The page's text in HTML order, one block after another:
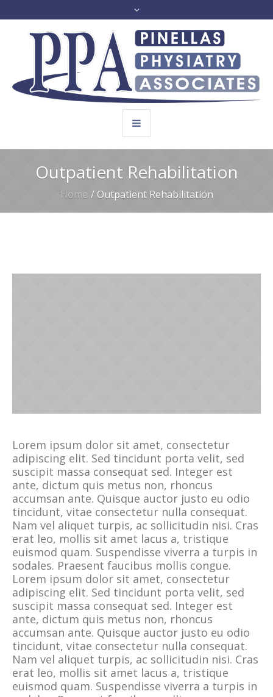
Outpatient Rehabilitation
Home / Outpatient Rehabilitation
Lorem ipsum dolor sit amet, consectetur
adipiscing elit. Sed tincidunt porta velit, sed
suscipit massa consequat sed. Integer est
ante, dictum quis metus non, rhoncus
accumsan ante. Quisque auctor justo eu odio
tincidunt, vitae consectetur nulla consequat.
Nam vel aliquet turpis, ac sollicitudin nisi. Cras
erat leo, mollis sit amet lacus a, tristique
euismod quam. Suspendisse viverra a turpis in
sodales. Praesent faucibus mollis congue.
Lorem ipsum dolor sit amet, consectetur
adipiscing elit. Sed tincidunt porta velit, sed
suscipit massa consequat sed. Integer est
ante, dictum quis metus non, rhoncus
accumsan ante. Quisque auctor justo eu odio
tincidunt, vitae consectetur nulla consequat.
Nam vel aliquet turpis, ac sollicitudin nisi. Cras
erat leo, mollis sit amet lacus a, tristique
euismod quam. Suspendisse viverra a turpis in